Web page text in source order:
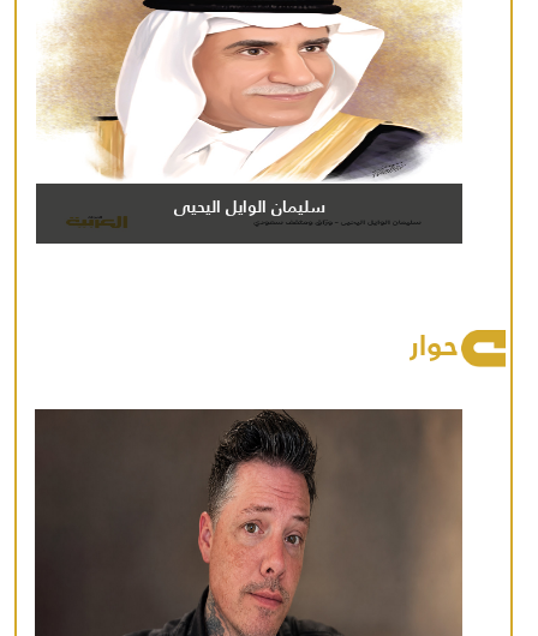
سليمان الوايل اليحيى
حوار